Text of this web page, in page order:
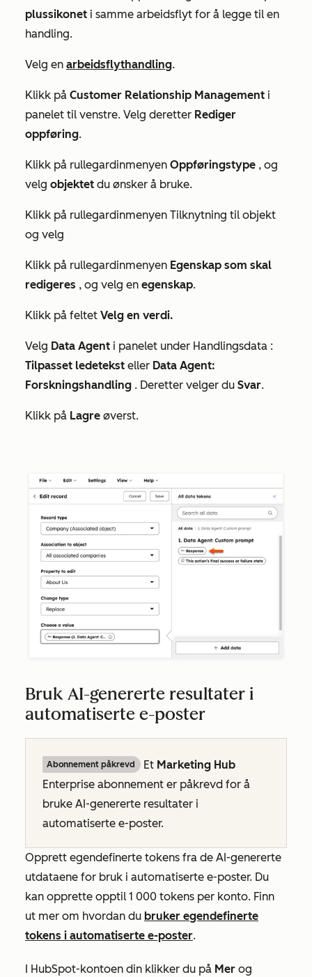
plussikonet i samme arbeidsflyt for å legge til en
handling.
Velg en arbeidsflythandling.
Klikk på Customer Relationship Management i
panelet til venstre. Velg deretter Rediger
oppføring.
Klikk på rullegardinmenyen Oppføringstype , og
velg objektet du ønsker å bruke.
Klikk på rullegardinmenyen Tilknytning til objekt
og velg
Klikk på rullegardinmenyen Egenskap som skal
redigeres , og velg en egenskap.
Klikk på feltet Velg en verdi.
Velg Data Agent i panelet under Handlingsdata :
Tilpasset ledetekst eller Data Agent:
Forskningshandling . Deretter velger du Svar.
Klikk på Lagre øverst.
Bruk AI-genererte resultater i
automatiserte e-poster
Abonnement påkrevd Et Marketing Hub
Enterprise abonnement er påkrevd for å
bruke AI-genererte resultater i
automatiserte e-poster.
Opprett egendefinerte tokens fra de AI-genererte
utdataene for bruk i automatiserte e-poster. Du
kan opprette opptil 1 000 tokens per konto. Finn
ut mer om hvordan du bruker egendefinerte
tokens i automatiserte e-poster.
I HubSpot-kontoen din klikker du på Mer og